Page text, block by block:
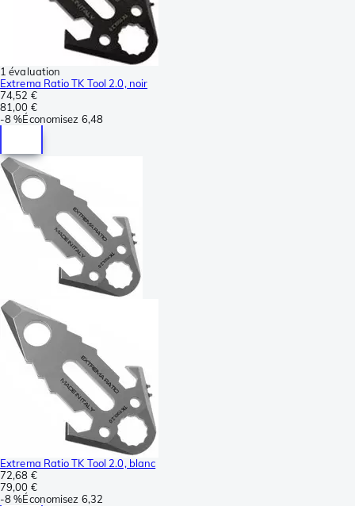
1 évaluation
Extrema Ratio TK Tool 2.0, noir
74,52 €
81,00 €
-8 %Économisez 6,48
Extrema Ratio TK Tool 2.0, blanc
72,68 €
79,00 €
-8 %Économisez 6,32